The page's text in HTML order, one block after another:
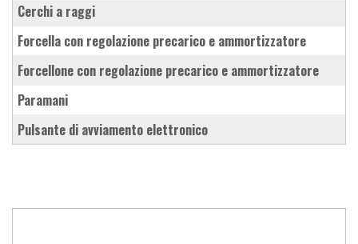
cerchi a raggi
forcella con regolazione precarico e ammortizzatore
forcellone con regolazione precarico e ammortizzatore
paramani
pulsante di avviamento elettronico